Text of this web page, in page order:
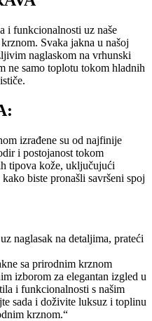
i funkcionalnosti uz naše
Svaka jakna u našoj
naglaskom na vrhunski
ne samo toplotu tokom hladnih
izrađene su od najfinije
i postojanost tokom
tipova kože, uključujući
biste pronašli savršeni spoj
naglasak na detaljima, prateći
sa prirodnim krznom
izborom za elegantan izgled u
i funkcionalnosti s našim
sada i doživite luksuz i toplinu
krznom.“